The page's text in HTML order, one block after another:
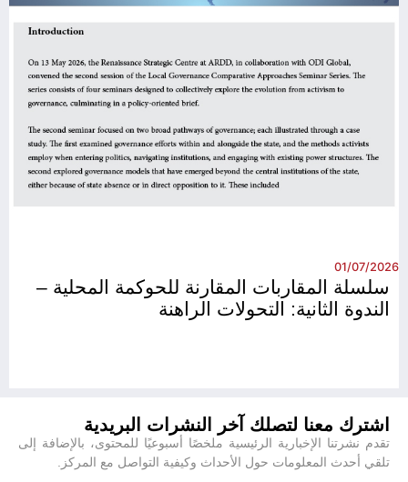
01/07/2026
سلسلة المقاربات المقارنة للحوكمة المحلية –
الندوة الثانية: التحولات الراهنة
اشترك معنا لتصلك آخر النشرات البريدية
تقدم نشرتنا الإخبارية الرئيسية ملخصًا أسبوعيًا للمحتوى، بالإضافة إلى
تلقي أحدث المعلومات حول الأحداث وكيفية التواصل مع المركز.